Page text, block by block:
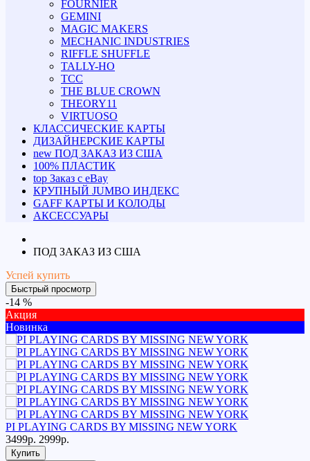
FOURNIER
GEMINI
MAGIC MAKERS
MECHANIC INDUSTRIES
RIFFLE SHUFFLE
TALLY-HO
TCC
THE BLUE CROWN
THEORY11
VIRTUOSO
КЛАССИЧЕСКИЕ КАРТЫ
ДИЗАЙНЕРСКИЕ КАРТЫ
new ПОД ЗАКАЗ ИЗ США
100% ПЛАСТИК
top Заказ с eBay
КРУПНЫЙ JUMBO ИНДЕКС
GAFF КАРТЫ И КОЛОДЫ
АКСЕССУАРЫ
ПОД ЗАКАЗ ИЗ США
Успей купить
Быстрый просмотр
-14 %
Акция
Новинка
PI PLAYING CARDS BY MISSING NEW YORK
3499р. 2999р.
Купить